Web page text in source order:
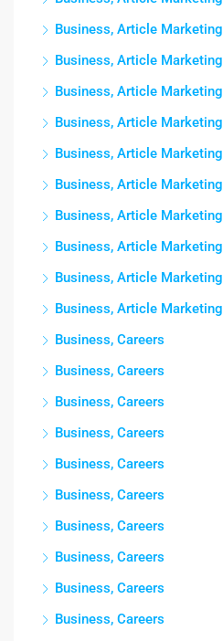
Business, Article Marketing
Business, Article Marketing
Business, Article Marketing
Business, Article Marketing
Business, Article Marketing
Business, Article Marketing
Business, Article Marketing
Business, Article Marketing
Business, Article Marketing
Business, Article Marketing
Business, Careers
Business, Careers
Business, Careers
Business, Careers
Business, Careers
Business, Careers
Business, Careers
Business, Careers
Business, Careers
Business, Careers